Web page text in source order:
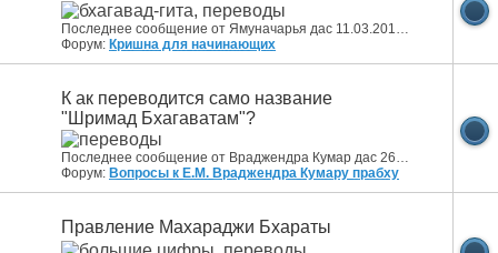
Форум: Кришна для начинающих
К ак переводится само название
"Шримад Бхагаватам"?
Последнее сообщение от Враджендра Кумар дас 26.09.2013
Форум: Вопросы к Е.М. Враджендра Кумару прабху
Правление Махараджи Бхараты